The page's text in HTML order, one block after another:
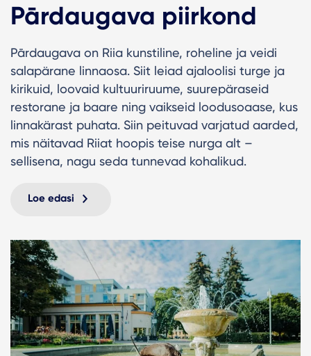
Pārdaugava piirkond
Pārdaugava on Riia kunstiline, roheline ja veidi
salapärane linnaosa. Siit leiad ajaloolisi turge ja
kirikuid, loovaid kultuuriruume, suurepäraseid
restorane ja baare ning vaikseid loodusoaase, kus
linnakärast puhata. Siin peituvad varjatud aarded,
mis näitavad Riiat hoopis teise nurga alt –
sellisena, nagu seda tunnevad kohalikud.
Loe edasi